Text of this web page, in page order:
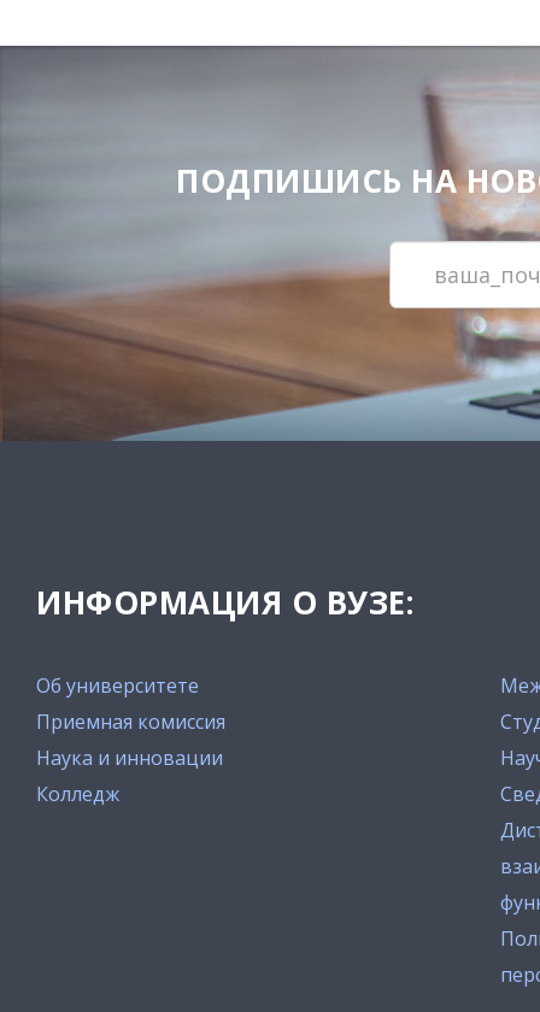
ПОДПИШИСЬ НА
ИНФОРМАЦИЯ О ВУЗЕ:
Об университете
Приемная комиссия
Наука и инновации
Колледж